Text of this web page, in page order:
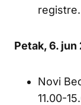
Petak, 6. jun
Novi
11.00-